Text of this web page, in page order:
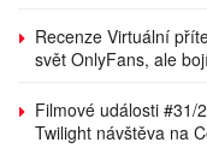
Recenze Virtuální
svět OnlyFans, ale
Filmové události #31/
Twilight návštěva na